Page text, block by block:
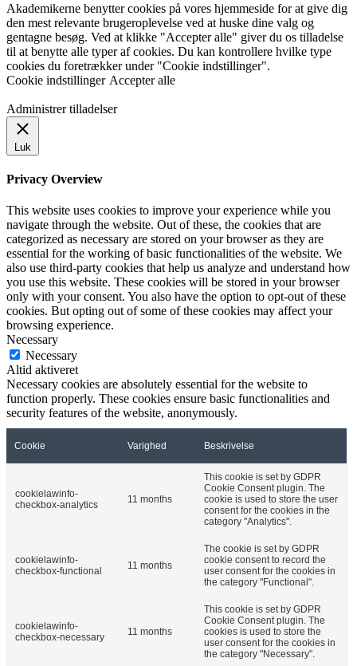
Akademikerne benytter cookies på vores hjemmeside for at give dig
den mest relevante brugeroplevelse ved at huske dine valg og
gentagne besøg. Ved at klikke "Accepter alle" giver du os tilladelse
til at benytte alle typer af cookies. Du kan kontrollere hvilke type
cookies du foretrækker under "Cookie indstillinger".
Cookie indstillinger Accepter alle
Administrer tilladelser
Luk
Privacy Overview
This website uses cookies to improve your experience while you
navigate through the website. Out of these, the cookies that are
categorized as necessary are stored on your browser as they are
essential for the working of basic functionalities of the website. We
also use third-party cookies that help us analyze and understand how
you use this website. These cookies will be stored in your browser
only with your consent. You also have the option to opt-out of these
cookies. But opting out of some of these cookies may affect your
browsing experience.
Necessary
Necessary
Altid aktiveret
Necessary cookies are absolutely essential for the website to
function properly. These cookies ensure basic functionalities and
security features of the website, anonymously.
Cookie Varighed Beskrivelse
cookielawinfo-
checkbox-analytics
11 months
This cookie is set by GDPR
Cookie Consent plugin. The
cookie is used to store the user
consent for the cookies in the
category "Analytics".
cookielawinfo-
checkbox-functional
11 months
The cookie is set by GDPR
cookie consent to record the
user consent for the cookies in
the category "Functional".
cookielawinfo-
checkbox-necessary
11 months
This cookie is set by GDPR
Cookie Consent plugin. The
cookies is used to store the
user consent for the cookies in
the category "Necessary".